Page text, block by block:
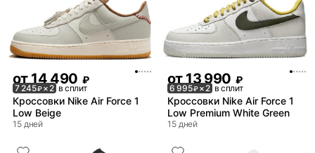
от14 490 ₽
7 245₽× 2 в сплит
Кроссовки Nike Air Force 1
Low Beige
15 дней
от13 990 ₽
6 995₽× 2 в сплит
Кроссовки Nike Air Force 1
Low Premium White Green
15 дней